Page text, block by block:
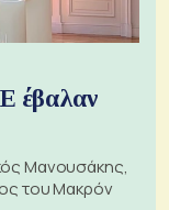
έβαλαν
Μανουσάκης,
του Μακρόν